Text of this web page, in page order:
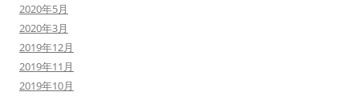
2020年5月
2020年3月
2019年12月
2019年11月
2019年10月